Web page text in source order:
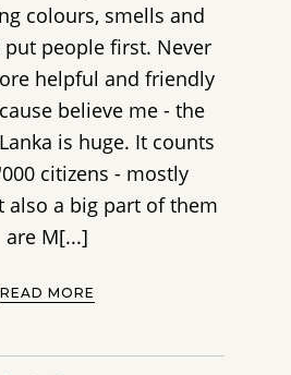
colours, smells and
people first. Never
helpful and friendly
believe me - the
is huge. It counts
citizens - mostly
also a big part of them
are M[...]
READ MORE